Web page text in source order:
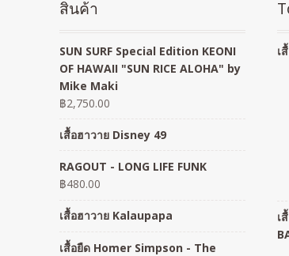
สินค้า
SUN SURF Special Edition KEONI
OF HAWAII "SUN RICE ALOHA" by
Mike Maki
฿2,750.00
เสื้อฮาวาย Disney 49
RAGOUT - LONG LIFE FUNK
฿480.00
เสื้อฮาวาย Kalaupapa
เสื้อยืด Homer Simpson - The
เ
เ